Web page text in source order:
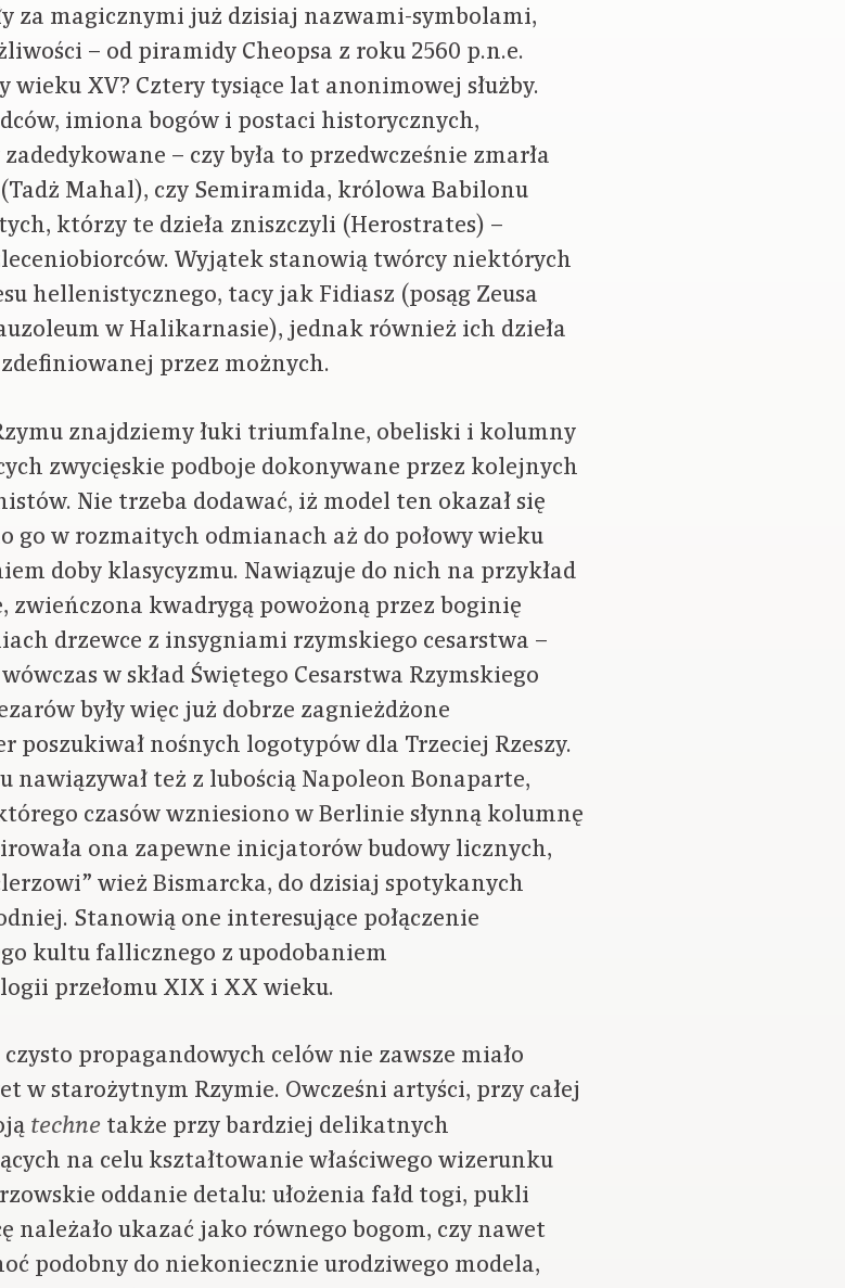
za magicznymi już dzisiaj nazwami-symbolami,
– od piramidy Cheopsa z roku 2560 p.n.e.
wieku XV? Cztery tysiące lat anonimowej służby.
imiona bogów i postaci historycznych,
– czy była to przedwcześnie zmarła
Mahal), czy Semiramida, królowa Babilonu
którzy te dzieła zniszczyli (Herostrates) –
Wyjątek stanowią twórcy niektórych
hellenistycznego, tacy jak Fidiasz (posąg Zeusa
w Halikarnasie), jednak również ich dzieła
przez możnych.
znajdziemy łuki triumfalne, obeliski i kolumny
zwycięskie podboje dokonywane przez kolejnych
Nie trzeba dodawać, iż model ten okazał się
go w rozmaitych odmianach aż do połowy wieku
doby klasycyzmu. Nawiązuje do nich na przykład
zwieńczona kwadrygą powożoną przez boginię
drzewce z insygniami rzymskiego cesarstwa –
w skład Świętego Cesarstwa Rzymskiego
były więc już dobrze zagnieżdżone
nośnych logotypów dla Trzeciej Rzeszy.
też z lubością Napoleon Bonaparte,
czasów wzniesiono w Berlinie słynną kolumnę
ona zapewne inicjatorów budowy licznych,
wież Bismarcka, do dzisiaj spotykanych
Stanowią one interesujące połączenie
kultu fallicznego z upodobaniem
przełomu XIX i XX wieku.
propagandowych celów nie zawsze miało
starożytnym Rzymie. Owcześni artyści, przy całej
techne także przy bardziej delikatnych
na celu kształtowanie właściwego wizerunku
oddanie detalu: ułożenia fałd togi, pukli
należało ukazać jako równego bogom, czy nawet
podobny do niekoniecznie urodziwego modela,